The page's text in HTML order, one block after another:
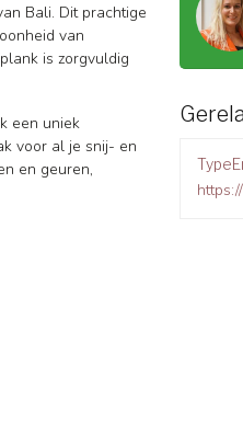
Bali. Dit prachtige
van
is zorgvuldig
een uniek
voor al je snij- en
en geuren,